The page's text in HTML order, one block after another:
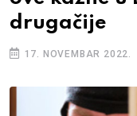
drugačije
17. NOVEMBAR 2022.